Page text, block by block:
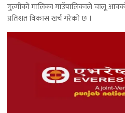
गुल्मीको मालिका गाउँपालिकाले चालू
प्रतिशत विकास खर्च गरेको छ ।